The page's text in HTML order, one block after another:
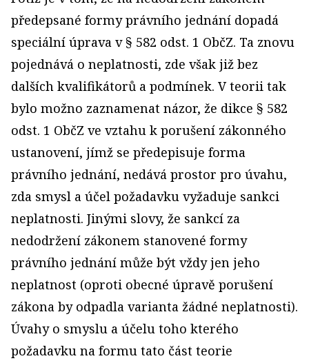
předepsané formy právního jednání dopadá
speciální úprava v § 582 odst. 1 ObčZ. Ta znovu
pojednává o neplatnosti, zde však již bez
dalších kvalifikátorů a podmínek. V teorii tak
bylo možno zaznamenat názor, že dikce § 582
odst. 1 ObčZ ve vztahu k porušení zákonného
ustanovení, jímž se předepisuje forma
právního jednání, nedává prostor pro úvahu,
zda smysl a účel požadavku vyžaduje sankci
neplatnosti. Jinými slovy, že sankcí za
nedodržení zákonem stanovené formy
právního jednání může být vždy jen jeho
neplatnost (oproti obecné úpravě porušení
zákona by odpadla varianta žádné neplatnosti).
Úvahy o smyslu a účelu toho kterého
požadavku na formu tato část teorie